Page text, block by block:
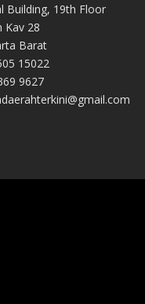
Building, 19th Floor
Kav 28
Barat
15022
9627